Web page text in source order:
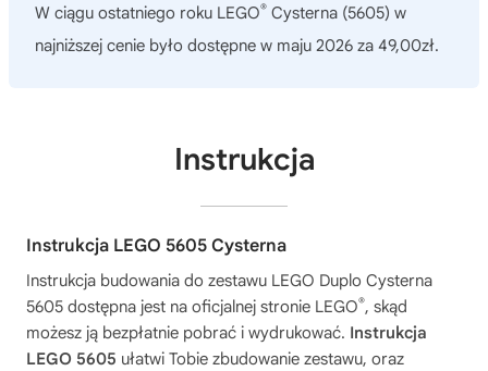
W ciągu ostatniego roku LEGO® Cysterna (5605) w
najniższej cenie było dostępne w maju 2026 za 49,00zł.
Instrukcja
Instrukcja LEGO 5605 Cysterna
Instrukcja budowania do zestawu LEGO Duplo Cysterna
5605 dostępna jest na oficjalnej stronie LEGO®, skąd
możesz ją bezpłatnie pobrać i wydrukować. Instrukcja
LEGO 5605 ułatwi Tobie zbudowanie zestawu, oraz